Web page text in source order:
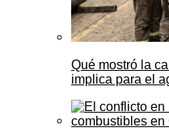
Qué mostró la
implica para el